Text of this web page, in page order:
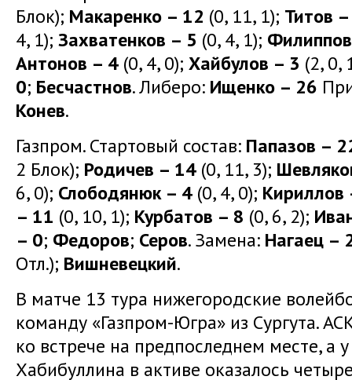
Блок); Макаренко – 12 (0, 11, 1); Титов
4, 1); Захватенков – 5 (0, 4, 1);
Антонов – 4 (0, 4, 0); Хайбулов – 3 (2, 0,
0; Бесчастнов. Либеро: Ищенко – 26
Конев.
Газпром. Стартовый состав: Папазов –
2 Блок); Родичев – 14 (0, 11, 3);
6, 0); Слободянюк – 4 (0, 4, 0); Кириллов
– 11 (0, 10, 1); Курбатов – 8 (0, 6, 2);
– 0; Федоров; Серов. Замена: Нагаец –
Отл.); Вишневецкий.
В матче 13 тура нижегородские
команду «Газпром-Югра» из Сургута.
ко встрече на предпоследнем месте, а
Хабибуллина в активе оказалось